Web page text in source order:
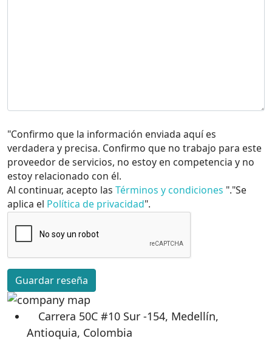
"Confirmo que la información enviada aquí es
verdadera y precisa. Confirmo que no trabajo para este
proveedor de servicios, no estoy en competencia y no
estoy relacionado con él.
Al continuar, acepto las Términos y condiciones "."Se
aplica el Política de privacidad".
Guardar reseña
Carrera 50C #10 Sur -154, Medellín,
Antioquia, Colombia